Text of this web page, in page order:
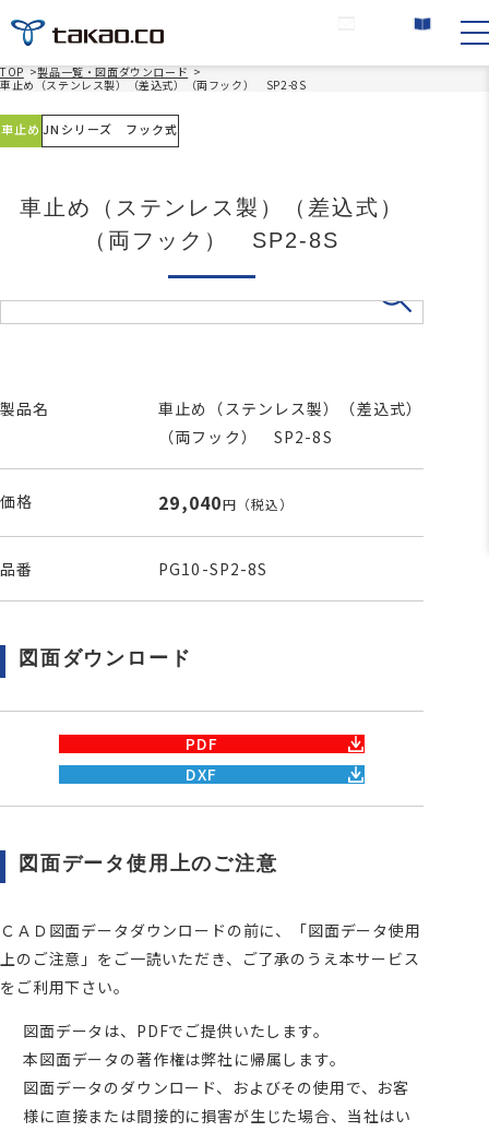
TOP >製品一覧・図面ダウンロード >
車止め（ステンレス製）（差込式）（両フック） SP2-8S
車止め JNシリーズ フック式
車止め（ステンレス製）（差込式）
（両フック） SP2-8S
製品名
車止め（ステンレス製）（差込式）
（両フック） SP2-8S
価格 29,040円 （税込）
品番 PG10-SP2-8S
図面ダウンロード
PDF
DXF
図面データ使用上のご注意
ＣＡＤ図面データダウンロードの前に、「図面データ使用
上のご注意」をご一読いただき、ご了承のうえ本サービス
をご利用下さい。
図面データは、PDFでご提供いたします。
本図面データの著作権は弊社に帰属します。
図面データのダウンロード、およびその使用で、お客
様に直接または間接的に損害が生じた場合、当社はい